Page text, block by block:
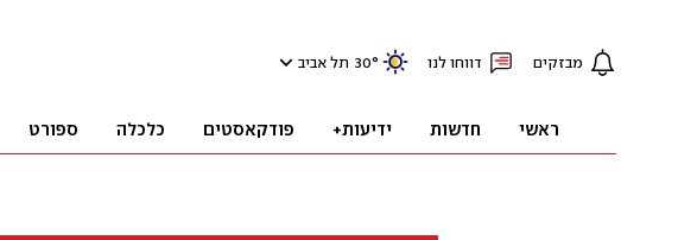
מבזקים דווחו לנו 30° תל אביב
ראשי חדשות ידיעות+ פודקאסטים כלכלה ספורט